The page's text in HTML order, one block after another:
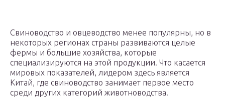
Свиноводство и овцеводство менее популярны, но в
некоторых регионах страны развиваются целые
фермы и большие хозяйства, которые
специализируются на этой продукции. Что касается
мировых показателей, лидером здесь является
Китай, где свиноводство занимает первое место
среди других категорий животноводства.